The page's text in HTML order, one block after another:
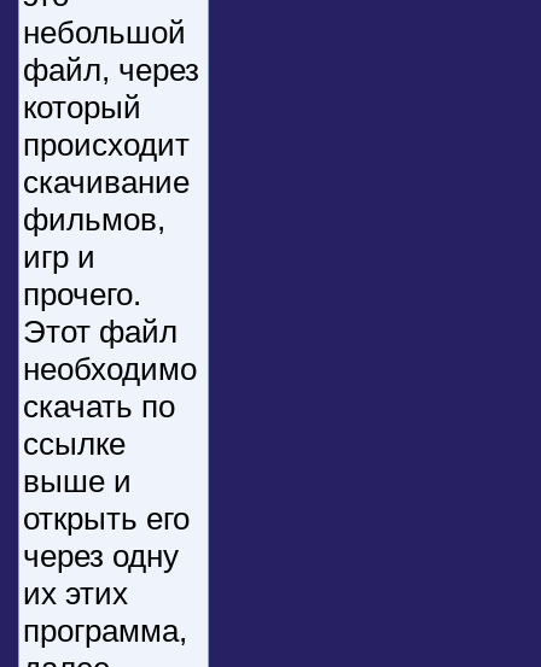
небольшой
файл, через
который
происходит
скачивание
фильмов,
игр и
прочего.
Этот файл
необходимо
скачать по
ссылке
выше и
открыть его
через одну
их этих
программа,